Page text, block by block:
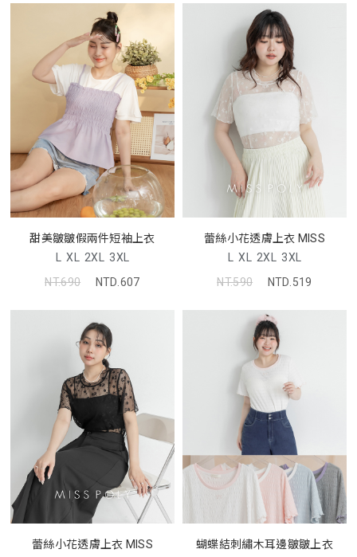
甜美皺皺假兩件短袖上衣
L XL 2XL 3XL
NT.690
NTD.607
蕾絲小花透膚上衣 MISS
L XL 2XL 3XL
NT.590
NTD.519
蕾絲小花透膚上衣 MISS
蝴蝶結刺繡木耳邊皺皺上衣